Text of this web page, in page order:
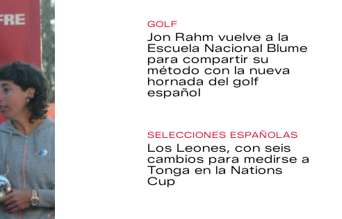
GOLF
Jon Rahm vuelve a la
Escuela Nacional Blume
para compartir su
método con la nueva
hornada del golf
español
SELECCIONES ESPAÑOLAS
Los Leones, con seis
cambios para medirse a
Tonga en la Nations
Cup